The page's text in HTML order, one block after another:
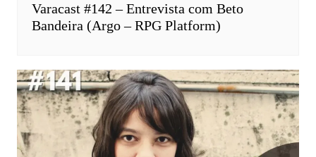
Varacast #142 – Entrevista com Beto
Bandeira (Argo – RPG Platform)